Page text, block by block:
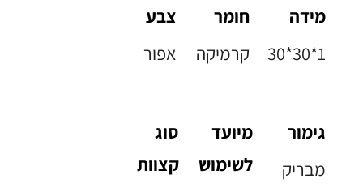
מידה
30*30*1
חומר
קרמיקה
צבע
אפור
גימור
מבריק
מיועד
לשימוש
סוג
קצוות